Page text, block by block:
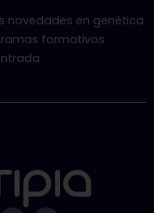
novedades en genética
formativos